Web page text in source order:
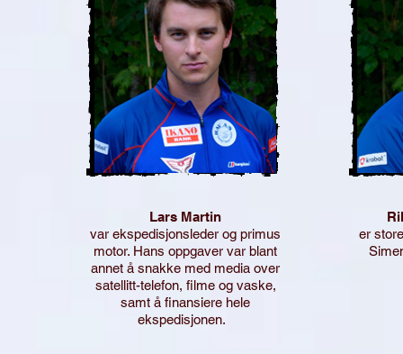
Lars Martin
var ekspedisjonsleder og primus
motor. Hans oppgaver var blant
annet å snakke med media over
satellitt-telefon, filme og vaske,
samt å finansiere hele
ekspedisjonen.
er